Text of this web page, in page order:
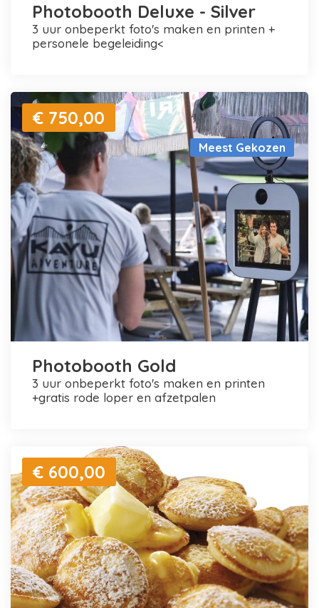
Photobooth Deluxe - Silver
3 uur onbeperkt foto's maken en printen +
personele begeleiding<
Meest Gekozen
€ 750,00
Photobooth Gold
3 uur onbeperkt foto's maken en printen
+gratis rode loper en afzetpalen
€ 600,00